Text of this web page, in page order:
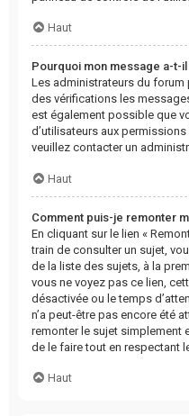
Haut
Pourquoi mon message a-t-
Les administrateurs du forum
des vérifications les
est également possible que
d’utilisateurs aux
veuillez contacter un
Haut
Comment puis-je remonter
En cliquant sur le lien «
train de consulter un sujet,
de la liste des sujets, à la
vous ne voyez pas ce lien,
désactivée ou le temps
n’a peut-être pas encore été
remonter le sujet simplement
de le faire tout en respectant
Haut